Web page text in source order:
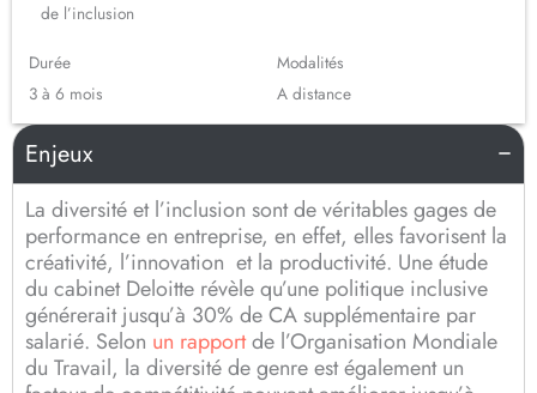
de l’inclusion
Durée
3 à 6 mois
Modalités
A distance
Enjeux
La diversité et l’inclusion sont de véritables gages de
performance en entreprise, en effet, elles favorisent la
créativité, l’innovation et la productivité. Une étude
du cabinet Deloitte révèle qu’une politique inclusive
générerait jusqu’à 30% de CA supplémentaire par
salarié. Selon un rapportde l’Organisation Mondiale
du Travail, la diversité de genre est également un